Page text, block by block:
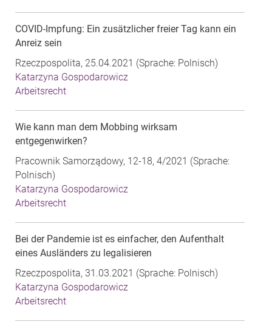
COVID-Impfung: Ein zusätzlicher freier Tag kann ein
Anreiz sein
Rzeczpospolita, 25.04.2021 (Sprache: Polnisch)
Katarzyna Gospodarowicz
Arbeitsrecht
Wie kann man dem Mobbing wirksam
entgegenwirken?
Pracownik Samorządowy, 12-18, 4/2021 (Sprache:
Polnisch)
Katarzyna Gospodarowicz
Arbeitsrecht
Bei der Pandemie ist es einfacher, den Aufenthalt
eines Ausländers zu legalisieren
Rzeczpospolita, 31.03.2021 (Sprache: Polnisch)
Katarzyna Gospodarowicz
Arbeitsrecht